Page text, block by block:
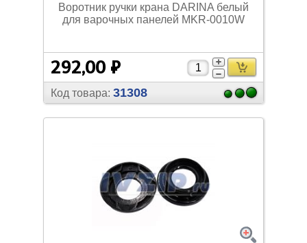
Воротник ручки крана DARINA белый
для варочных панелей MKR-0010W
292,00 ₽
Код товара: 31308